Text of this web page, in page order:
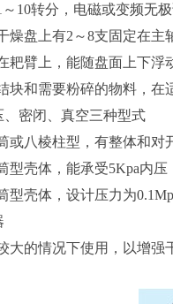
10转分，电磁或变频无极
盘上有2～8支固定在主
臂上，能随盘面上下浮
和需要粉碎的物料，在
、密闭、真空三种型式
八棱柱型，有整体和对
壳体，能承受5Kpa内压
壳体，设计压力为
大的情况下使用，以增强